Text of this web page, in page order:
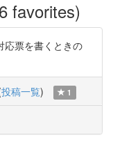
favorites)
応票を書くときの
投稿一覧) 1